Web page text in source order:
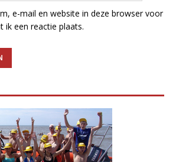
e-mail en website in deze browser voor
ik een reactie plaats.